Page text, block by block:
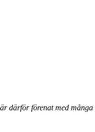
därför förenat med